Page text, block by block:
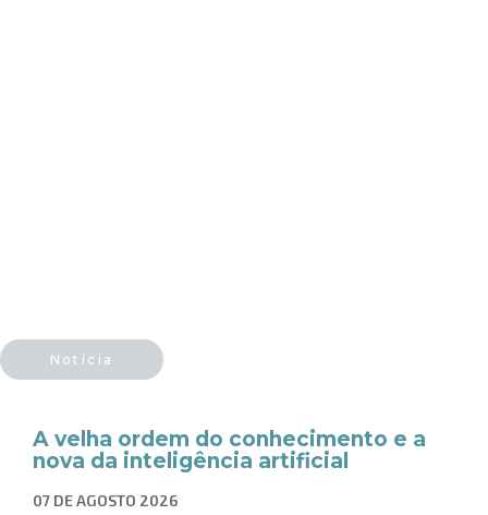
Notícia
A velha ordem do conhecimento e a
nova da inteligência artificial
07 DE AGOSTO 2026